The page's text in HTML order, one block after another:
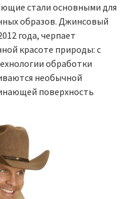
стали основными для
образов. Джинсовый
года, черпает
красоте природы: с
обработки
необычной
поверхность